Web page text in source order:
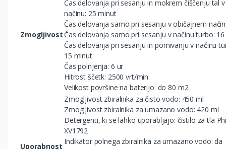
Zmogljivost
Čas delovanja pri sesanju in mokrem čiščenju tal
načinu: 25 minut
Čas delovanja samo pri sesanju v običajnem
Čas delovanja samo pri sesanju v načinu turbo:
Čas delovanja pri sesanju in pomivanju v načinu
15 minut
Čas polnjenja: 6 ur
Hitrost ščetk: 2500 vrt/min
Velikost površine na baterijo: do 80 m2
Uporabnost
Zmogljivost zbiralnika za čisto vodo: 450 ml
Zmogljivost zbiralnika za umazano vodo: 420 ml
Detergenti, ki se lahko uporabljajo: čistilo za tla
XV1792
Indikator polnega zbiralnika za umazano vodo: da